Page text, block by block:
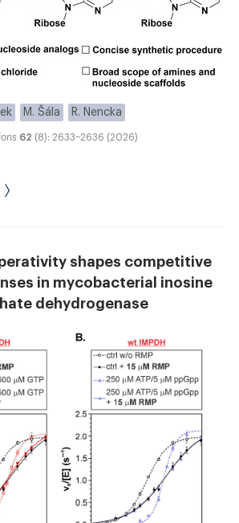
M. Šála R. Nencka
62 (8): 2633–2636 (2026)
shapes competitive
in mycobacterial inosine
dehydrogenase